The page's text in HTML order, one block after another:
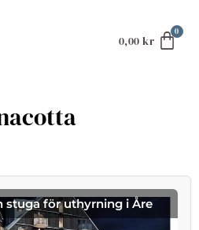
0,00 kr
stuga för uthyrning i Åre